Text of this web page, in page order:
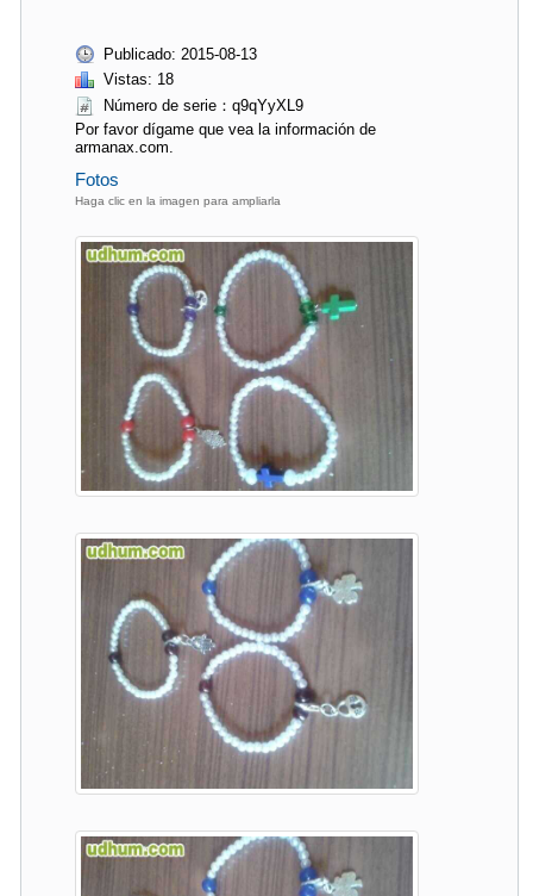
Publicado: 2015-08-13
Vistas: 18
Número de serie：q9qYyXL9
Por favor dígame que vea la información de
armanax.com.
Fotos
Haga clic en la imagen para ampliarla